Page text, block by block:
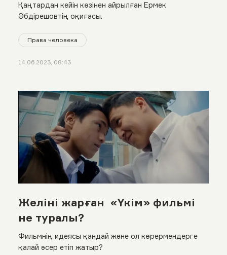
Қаңтардан кейін көзінен айрылған Ермек
Әбдірешовтің оқиғасы.
Права человека
14.06.2023, 08:43
Желіні жарған «Үкім» фильмі
не туралы?
Фильмнің идеясы қандай және ол көрермендерге
қалай әсер етіп жатыр?